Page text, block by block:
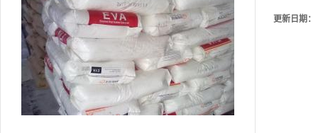
更新日期：